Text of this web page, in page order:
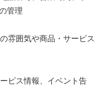
管理
雰囲気や商品・サービス
ビス情報、イベント告